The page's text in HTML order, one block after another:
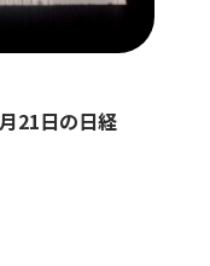
21日の日経